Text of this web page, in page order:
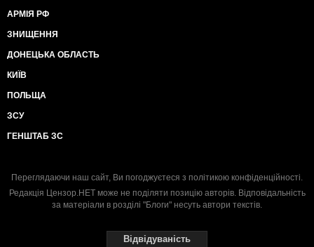
АРМІЯ РФ
ЗНИЩЕННЯ
ДОНЕЦЬКА ОБЛАСТЬ
КИЇВ
ПОЛЬЩА
ЗСУ
ГЕНШТАБ ЗС
Переглядаючи наш сайт, Ви погоджуєтеся з політикою конфіденційності.
Редакція Цензор.НЕТ може не поділяти позицію авторів. Відповідальність
за матеріали в розділі "Блоги" несуть автори текстів.
Відвідуваність